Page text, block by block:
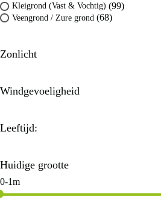
Kleigrond (Vast & Vochtig) (99)
Veengrond / Zure grond (68)
Zonlicht
Windgevoeligheid
Leeftijd:
Huidige grootte
0-1m